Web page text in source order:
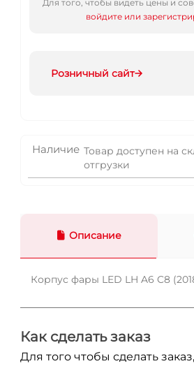
Для того, чтобы видеть цены и
войдите или
Розничный сайт
Наличие Товар доступен на
отгрузки
Описание
Корпус фары LED LH A6 C8
Как сделать заказ
Для того чтобы сделать